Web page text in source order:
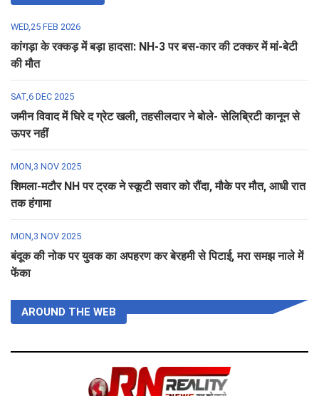
WED,25 FEB 2026
कांगड़ा के रक्कड़ में बड़ा हादसा: NH-3 पर बस-कार की टक्कर में मां-बेटी
की मौत
SAT,6 DEC 2025
जमीन विवाद में घिरे द ग्रेट खली, तहसीलदार ने बोले- सेलिब्रिटी कानून से
ऊपर नहीं
MON,3 NOV 2025
शिमला-मटौर NH पर ट्रक ने स्कूटी सवार को रौंदा, मौके पर मौत, आधी रात
तक हंगामा
MON,3 NOV 2025
बंदूक की नोक पर युवक का अपहरण कर बेरहमी से पिटाई, मरा समझ नाले में
फेंका
AROUND THE WEB